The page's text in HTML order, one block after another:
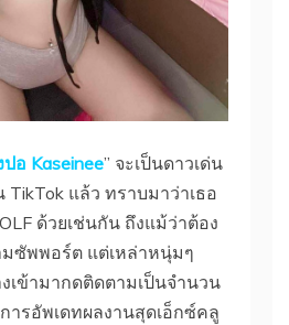
อ Kaseinee” จะเป็นดาวเด่น
แล้ว ทราบมาว่าเธอ
ด้วยเช่นกัน ถึงแม้ว่าต้อง
มซัพพอร์ต แต่เหล่าหนุ่มๆ
เข้ามากดติดตามเป็นจำนวน
ารอัพเดทผลงานสุดเอ็กซ์คลู